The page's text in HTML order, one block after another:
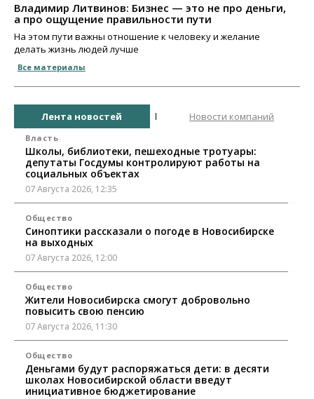
Владимир Литвинов: Бизнес — это не про деньги,
а про ощущение правильности пути
На этом пути важны отношение к человеку и желание
делать жизнь людей лучше
Все материалы
Лента новостей Новости компаний
Власть
Школы, библиотеки, пешеходные тротуары:
депутаты Госдумы контролируют работы на
социальных объектах
07 Августа 2026, 12:35
Общество
Синоптики рассказали о погоде в Новосибирске
на выходных
07 Августа 2026, 12:00
Общество
Жители Новосибирска смогут добровольно
повысить свою пенсию
07 Августа 2026, 11:30
Общество
Деньгами будут распоряжаться дети: в десяти
школах Новосибирской области введут
инициативное бюджетирование